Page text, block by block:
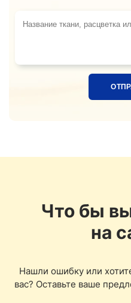
Что бы
на
Нашли ошибку или
вас? Оставьте ваше